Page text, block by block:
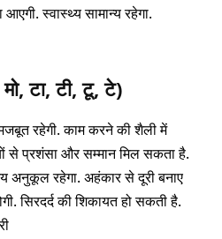
स्वास्थ्य सामान्य रहेगा.
मो, टा, टी, टू, टे)
रहेगी. काम करने की शैली में
से प्रशंसा और सम्मान मिल सकता है.
अनुकूल रहेगा. अहंकार से दूरी बनाए
सिरदर्द की शिकायत हो सकती है.